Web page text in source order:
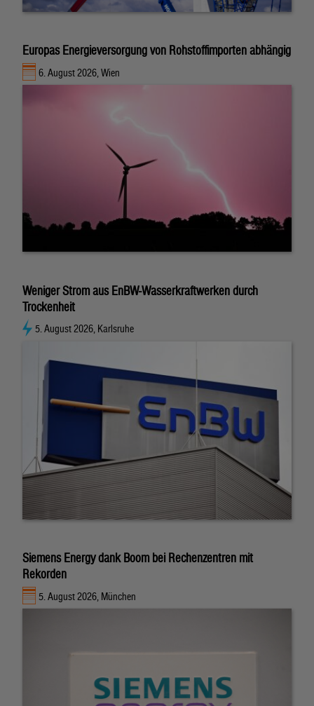
Europas Energieversorgung von Rohstoffimporten abhängig
6. August 2026, Wien
Weniger Strom aus EnBW-Wasserkraftwerken durch
Trockenheit
5. August 2026, Karlsruhe
Siemens Energy dank Boom bei Rechenzentren mit
Rekorden
5. August 2026, München